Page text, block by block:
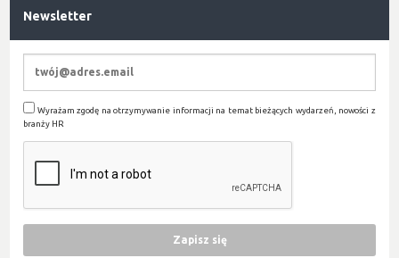
Newsletter
Wyrażam zgodę na otrzymywanie informacji na temat bieżących wydarzeń, nowości z
branży HR